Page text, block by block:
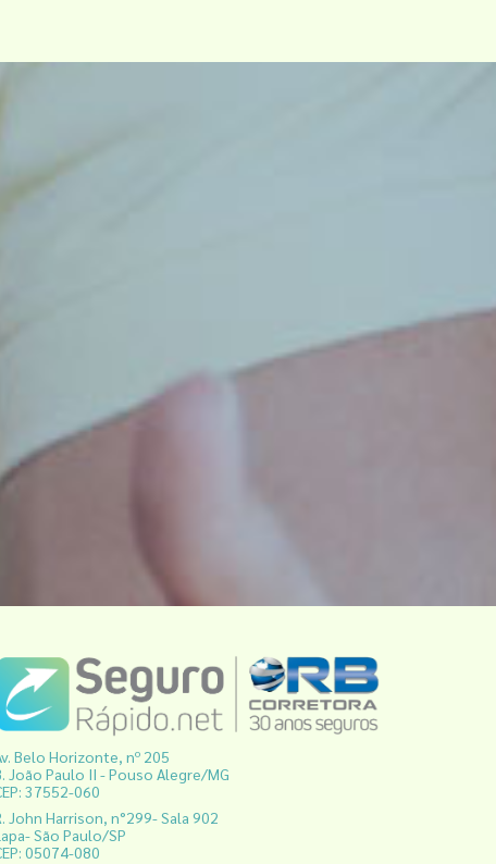
Belo Horizonte, nº 205
João Paulo II - Pouso Alegre/MG
37552-060
John Harrison, n°299- Sala 902
São Paulo/SP
05074-080